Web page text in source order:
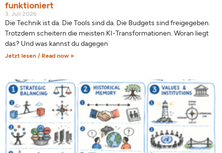
funktioniert
3. Juli 2026
Die Technik ist da. Die Tools sind da. Die Budgets sind freigegeben.
Trotzdem scheitern die meisten KI-Transformationen. Woran liegt
das? Und was kannst du dagegen
Jetzt lesen / Read now »